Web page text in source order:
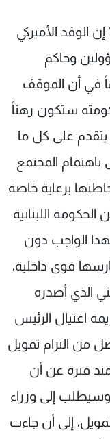
الوفد الأميركي
وحاكم
في أن الموقف
ستكون رهناً
على كل ما
باهتمام المجتمع
برعاية خاصة
اللبنانية
الواجب دون
قوى داخلية،
الذي أصدره
كوادره بجريمة اغتيال الرئيس
من التزام تمويل
فترة عن أن
إلى وزراء
إلى أن جاءت